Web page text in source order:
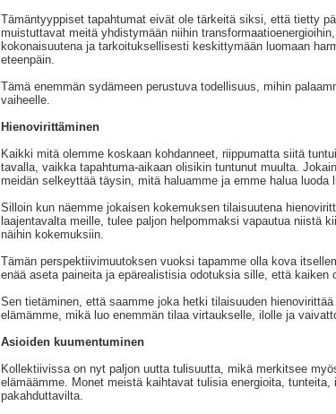
Tämäntyyppiset tapahtumat eivät ole tärkeitä siksi, että tietty
muistuttavat meitä yhdistymään niihin
kokonaisuutena ja tarkoituksellisesti keskittymään luomaan
eteenpäin.
Tämä enemmän sydämeen perustuva todellisuus, mihin
vaiheelle.
Hienovirittäminen
Kaikki mitä olemme koskaan kohdanneet, riippumatta siitä
tavalla, vaikka tapahtuma-aikaan olisikin tuntunut muulta.
meidän selkeyttää täysin, mitä haluamme ja emme halua luoda
Silloin kun näemme jokaisen kokemuksen tilaisuutena
laajentavalta meille, tulee paljon helpommaksi vapautua niistä
näihin kokemuksiin.
Tämän perspektiivimuutoksen vuoksi tapamme olla kova
enää aseta paineita ja epärealistisia odotuksia sille, että kaiken
Sen tietäminen, että saamme joka hetki tilaisuuden
elämämme, mikä luo enemmän tilaa virtaukselle, ilolle ja
Asioiden kuumentuminen
Kollektiivissa on nyt paljon uutta tulisuutta, mikä merkitsee
elämäämme. Monet meistä kaihtavat tulisia energioita,
pakahduttavilta.